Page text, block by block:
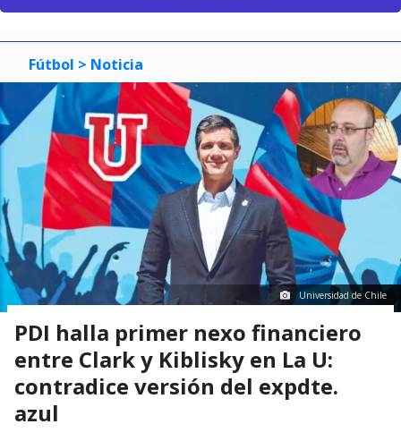
Fútbol > Noticia
Universidad de Chile
PDI halla primer nexo financiero
entre Clark y Kiblisky en La U:
contradice versión del expdte.
azul